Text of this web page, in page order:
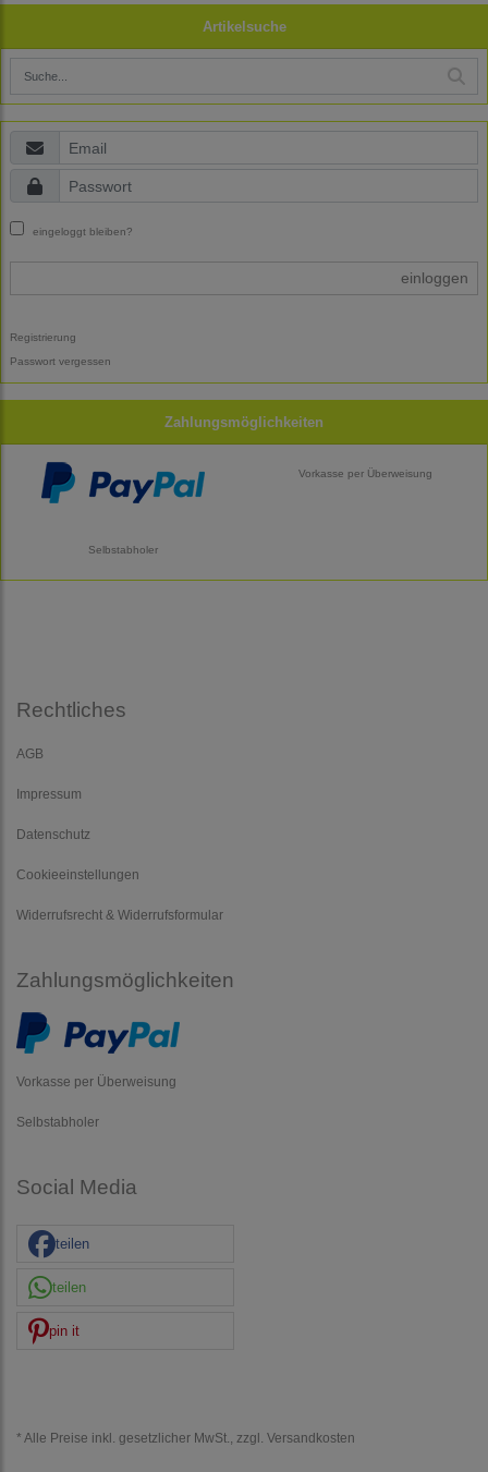
Artikelsuche
eingeloggt bleiben?
einloggen
Registrierung
Passwort vergessen
Zahlungsmöglichkeiten
Vorkasse per Überweisung
Selbstabholer
Rechtliches
AGB
Impressum
Datenschutz
Cookieeinstellungen
Widerrufsrecht & Widerrufsformular
Zahlungsmöglichkeiten
Vorkasse per Überweisung
Selbstabholer
Social Media
teilen
teilen
pin it
* Alle Preise inkl. gesetzlicher MwSt., zzgl. Versandkosten